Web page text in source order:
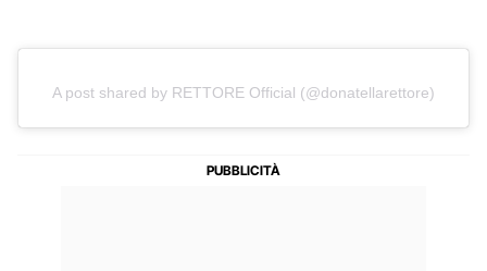
A post shared by RETTORE Official (@donatellarettore)